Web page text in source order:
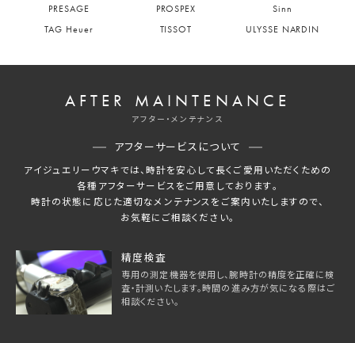
PRESAGE
PROSPEX
Sinn
TAG Heuer
TISSOT ULYSSE NARDIN
AFTER MAINTENANCE
アフター・メンテナンス
アフターサービスについて
アイジュエリーウマキでは、時計を安心して長くご愛用いただくための
各種アフターサービスをご用意しております。
時計の状態に応じた適切なメンテナンスをご案内いたしますので、
お気軽にご相談ください。
精度検査
専用の測定機器を使用し、腕時計の精度を正確に検
査・計測いたします。時間の進み方が気になる際はご
相談ください。